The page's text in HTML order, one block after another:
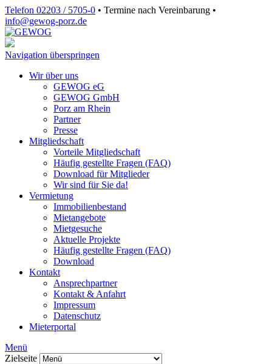
Telefon 02203 / 5705-0 • Termine nach Vereinbarung •
info@gewog‑porz.de
Navigation überspringen
Wir über uns
GEWOG eG
GEWOG GmbH
Porz am Rhein
Partner
Presse
Mitgliedschaft
Vorteile Mitgliedschaft
Häufig gestellte Fragen (FAQ)
Download für Mitglieder
Wir sind für Sie da!
Vermietung
Immobilienbestand
Mietangebote
Mietgesuche
Aktuelle Projekte
Häufig gestellte Fragen (FAQ)
Download
Kontakt
Ansprechpartner
Kontakt & Anfahrt
Impressum
Datenschutz
Mieterportal
Menü
Zielseite